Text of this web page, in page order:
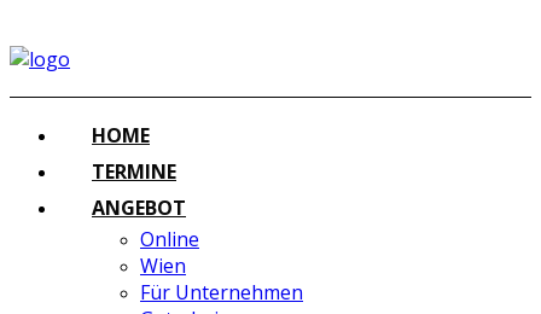
HOME
TERMINE
ANGEBOT
Online
Wien
Für Unternehmen